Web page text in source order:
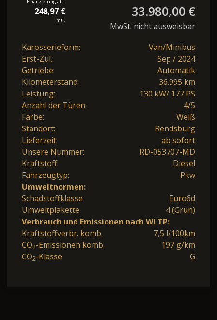
Finanzierung ab.:
248,97 €
mtl.
33.980,00 €
MwSt. nicht ausweisbar
Karosserieform:
Van/Minibus
Erst-Zul.:
Sep / 2024
Getriebe:
Automatik
Kilometerstand:
36.995 km
Leistung:
130 kW/ 177 PS
Anzahl der Türen:
4/5
Farbe:
Weiß
Standort:
Rendsburg
Lieferzeit:
ab sofort
Unsere Nummer:
RD-053707-MD
Kraftstoff:
Diesel
Fahrzeugtyp:
Pkw
Umweltnormen:
Schadstoffklasse
Euro6d
Umweltplakette
4 (Grün)
Verbrauch und Emissionen nach WLTP:
Kraftstoffverbr. komb.
7,5 l/100km
CO2-Emissionen komb.
197 g/km
CO2-Klasse G